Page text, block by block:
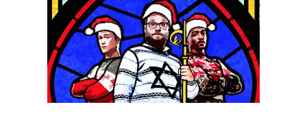
e
b
o
o
k
a
t
s
A
p
p
l
e
g
r
a
m
d
d
i
t
a
i
l